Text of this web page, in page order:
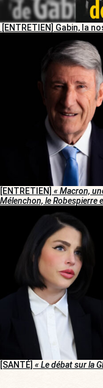
[ENTRETIEN] Gabin, la
[ENTRETIEN] « Macron,
Mélenchon, le Robespierre
[SANTÉ] « Le débat sur la